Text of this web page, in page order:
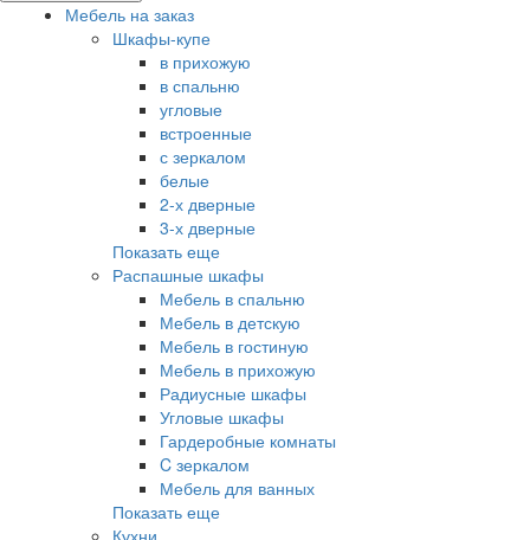
Мебель на заказ
Шкафы-купе
в прихожую
в спальню
угловые
встроенные
с зеркалом
белые
2-х дверные
3-х дверные
Показать еще
Распашные шкафы
Мебель в спальню
Мебель в детскую
Мебель в гостиную
Мебель в прихожую
Радиусные шкафы
Угловые шкафы
Гардеробные комнаты
C зеркалом
Мебель для ванных
Показать еще
Кухни